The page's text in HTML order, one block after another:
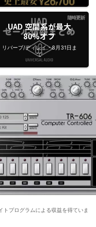
UAD 空間系が最大
80%オフ
リバーブ/ディレイ・8月31日ま
で
トプログラムによる収益を得ていま